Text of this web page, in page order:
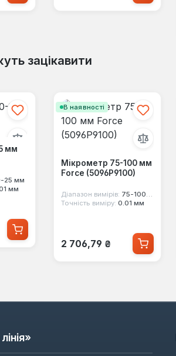
зацікавити
мм
25 мм
мм
В наявності
Мікрометр 75-100 мм
Force (5096P9100)
Діапазон вимірів: 75-100 мм
Точність виміру: 0.01 мм
Звичайна ціна:
2 706,79 ₴